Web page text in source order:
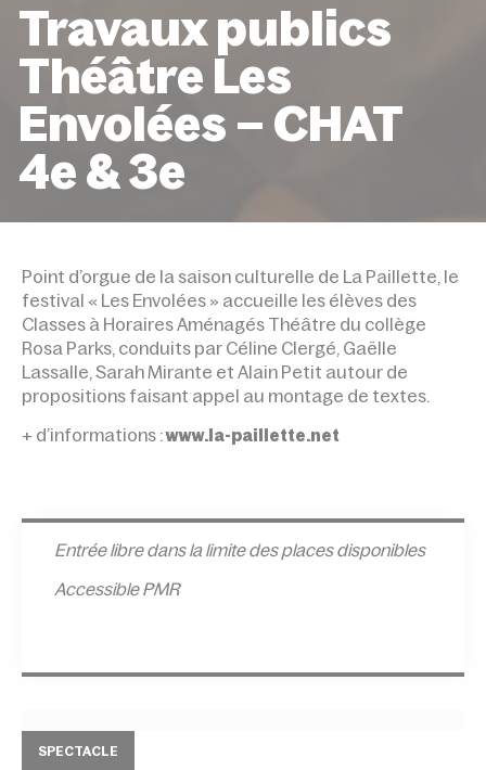
Travaux publics
Théâtre Les
Envolées – CHAT
4e & 3e
Point d’orgue de la saison culturelle de La Paillette, le
festival « Les Envolées » accueille les élèves des
Classes à Horaires Aménagés Théâtre du collège
Rosa Parks, conduits par Céline Clergé, Gaëlle
Lassalle, Sarah Mirante et Alain Petit autour de
propositions faisant appel au montage de textes.
+ d’informations :www.la-paillette.net
Entrée libre dans la limite des places disponibles
Accessible PMR
SPECTACLE